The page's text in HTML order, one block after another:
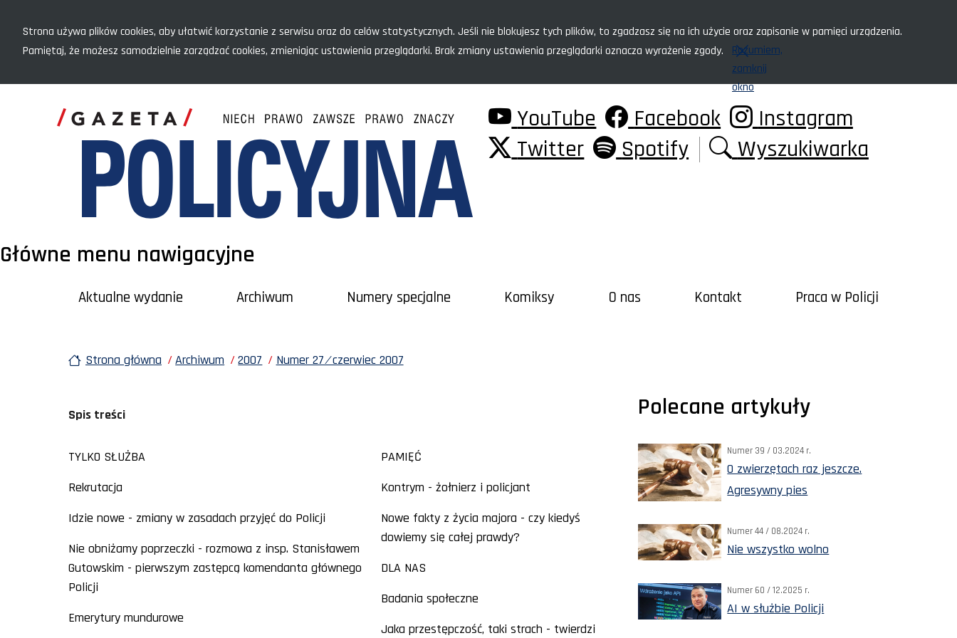
Strona używa plików cookies, aby ułatwić korzystanie z serwisu oraz do celów statystycznych. Jeśli nie blokujesz tych plików, to zgadzasz się na ich użycie oraz zapisanie w pamięci urządzenia.
Pamiętaj, że możesz samodzielnie zarządzać cookies, zmieniając ustawienia przeglądarki. Brak zmiany ustawienia przeglądarki oznacza wyrażenie zgody.
Rozumiem,
zamknij
okno
YouTube Facebook
Instagram
Twitter
Spotify Wyszukiwarka
Główne menu nawigacyjne
Aktualne wydanie Archiwum Numery specjalne Komiksy O nas Kontakt Praca w Policji
Strona główna Archiwum 2007 Numer 27 ⁄ czerwiec 2007
Spis treści
TYLKO SŁUŻBA
Rekrutacja
Idzie nowe - zmiany w zasadach przyjęć do Policji
Nie obniżamy poprzeczki - rozmowa z insp. Stanisławem
Gutowskim - pierwszym zastępcą komendanta głównego
Policji
Emerytury mundurowe
PAMIĘĆ
Kontrym - żołnierz i policjant
Nowe fakty z życia majora - czy kiedyś
dowiemy się całej prawdy?
DLA NAS
Badania społeczne
Jaka przestępczość, taki strach - twierdzi
Polecane artykuły
Numer 39 / 03.2024 r.
O zwierzętach raz jeszcze.
Agresywny pies
Numer 44 / 08.2024 r.
Nie wszystko wolno
Numer 60 / 12.2025 r.
AI w służbie Policji